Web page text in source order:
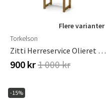
Flere varianter
Torkelson
Zitti Herreservice Olieret Eg
900 kr1 000 kr
-15%